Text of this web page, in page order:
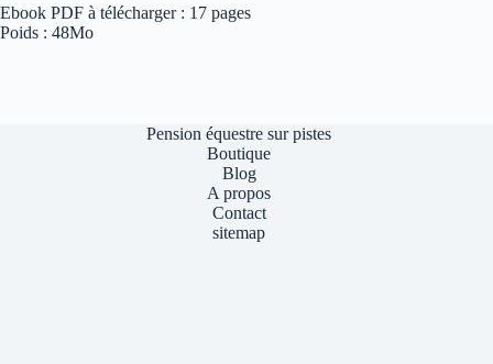
Ebook PDF à télécharger : 17 pages
Poids : 48Mo
Pension équestre sur pistes
Boutique
Blog
A propos
Contact
sitemap